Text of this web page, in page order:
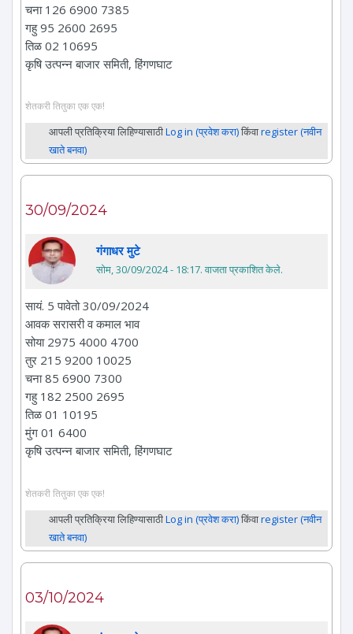
चना 126 6900 7385
गहु 95 2600 2695
तिळ 02 10695
कृषि उत्पन्न बाजार समिती, हिंगणघाट
शेतकरी तितुका एक एक!
आपली प्रतिक्रिया लिहिण्यासाठीLog in (प्रवेश करा)किंवाregister (नवीन
खाते बनवा)
30/09/2024
गंगाधर मुटे
सोम, 30/09/2024 - 18:17. वाजता प्रकाशित केले.
सायं. 5 पावेतो 30/09/2024
आवक सरासरी व कमाल भाव
सोया 2975 4000 4700
तुर 215 9200 10025
चना 85 6900 7300
गहु 182 2500 2695
तिळ 01 10195
मुंग 01 6400
कृषि उत्पन्न बाजार समिती, हिंगणघाट
शेतकरी तितुका एक एक!
आपली प्रतिक्रिया लिहिण्यासाठीLog in (प्रवेश करा)किंवाregister (नवीन
खाते बनवा)
03/10/2024